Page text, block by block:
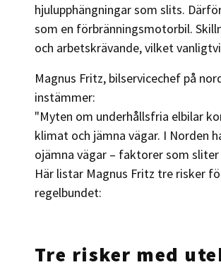
hjulupphängningar som slits.
som en förbränningsmotorbil.
och arbetskrävande, vilket
Magnus Fritz, bilservicechef på
instämmer:
"Myten om underhållsfria elbilar
klimat och jämna vägar. I Norden
ojämna vägar – faktorer som
Här listar Magnus Fritz tre risker
regelbundet:
Tre risker med